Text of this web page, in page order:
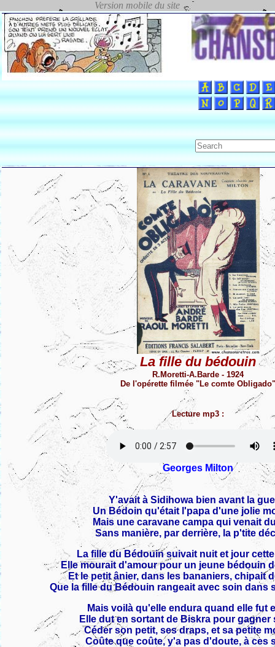
La fille du bédouin
R.Moretti-A.Barde - 1924
De l'opérette filmée "Le comte
Lecture mp3 :
Georges Milton
Y'avait à Sidihowa bien avant la
Un Bédoin qu'était l'papa d'une jolie
Mais une caravane campa qui venait
Sans manière, par derrière, la p'tite
La fille du Bédouin suivait nuit et jour
Elle mourait d'amour pour un jeune bédouin
Et le petit ânier, dans les bananiers, chipait
Que la fille du Bédouin rangeait avec soin dans
Mais voilà qu'elle endura quand elle fut
Elle dut en sortant de Biskra pour gagner
Céder son petit, ses draps, et sa petite
Coûte que coûte, y'a pas d'doute, à ces